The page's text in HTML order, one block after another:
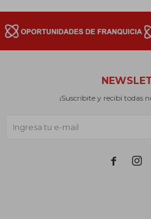
¡Suscribite y recibí todas
 